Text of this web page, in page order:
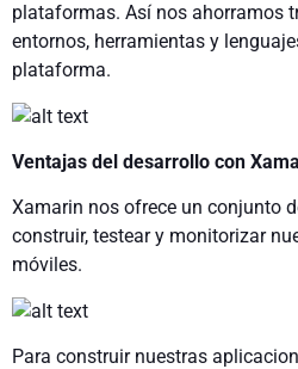
plataformas. Así nos ahorramos
entornos, herramientas y
plataforma.
Ventajas del desarrollo con
Xamarin nos ofrece un conjunto
construir, testear y monitorizar
móviles.
Para construir nuestras